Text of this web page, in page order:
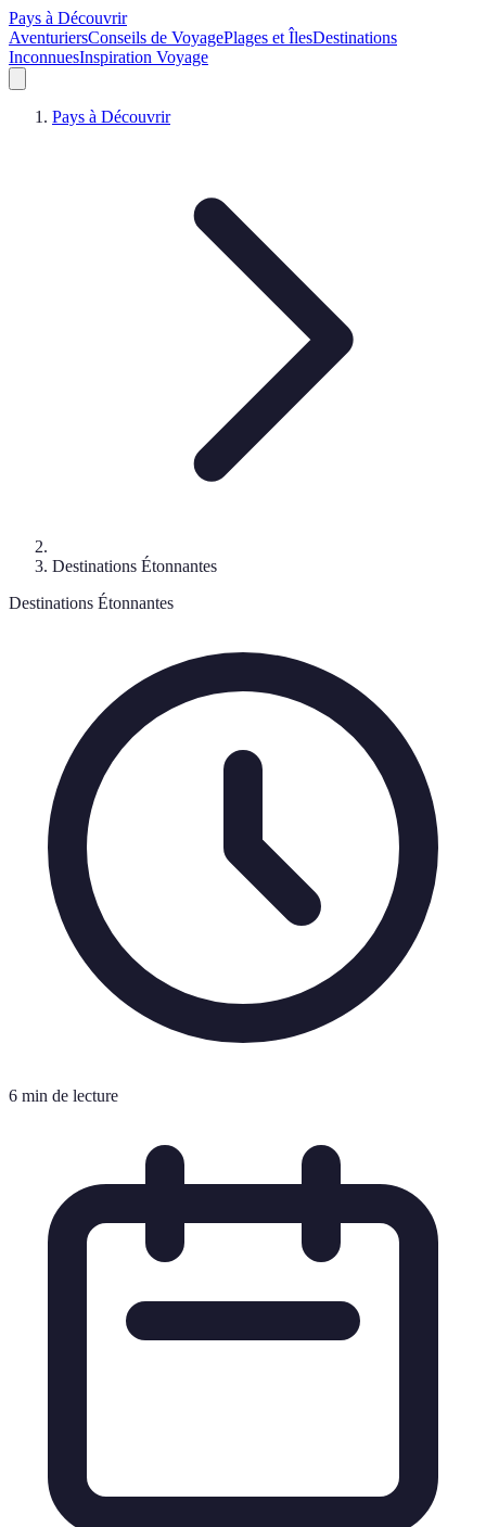
Pays à Découvrir
AventuriersConseils de VoyagePlages et ÎlesDestinations
InconnuesInspiration Voyage
Pays à Découvrir
Destinations Étonnantes
Destinations Étonnantes
6 min de lecture